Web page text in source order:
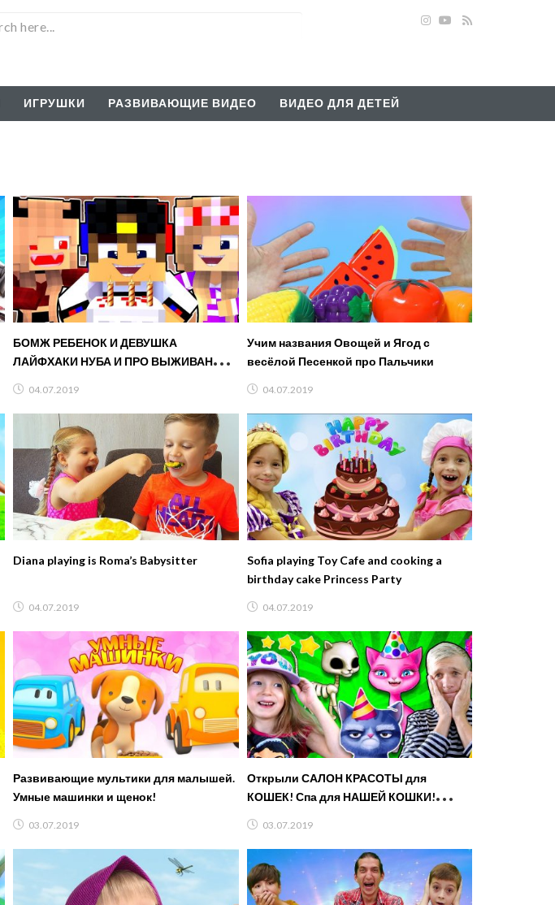
ИГРУШКИ РАЗВИВАЮЩИЕ ВИДЕО ВИДЕО ДЛЯ ДЕТЕЙ
БОМЖ РЕБЕНОК И ДЕВУШКА
ЛАЙФХАКИ НУБА И ПРО ВЫЖИВАНИЕ
ЖИЗНИ ВИДЕО ТРОЛИНГ
04.07.2019
Учим названия Овощей и Ягод с
весёлой Песенкой про Пальчики
04.07.2019
Diana playing is Roma’s Babysitter
04.07.2019
Sofia playing Toy Cafe and cooking a
birthday cake Princess Party
04.07.2019
Развивающие мультики для малышей.
Умные машинки и щенок!
03.07.2019
Открыли САЛОН КРАСОТЫ для
КОШЕК! Спа для НАШЕЙ КОШКИ!
FFGTV
03.07.2019